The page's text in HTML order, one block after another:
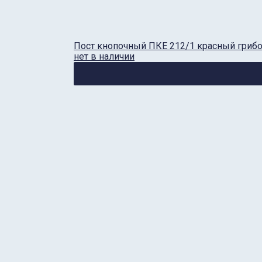
Пост кнопочный ПКЕ 212/1 красный
нет в наличии